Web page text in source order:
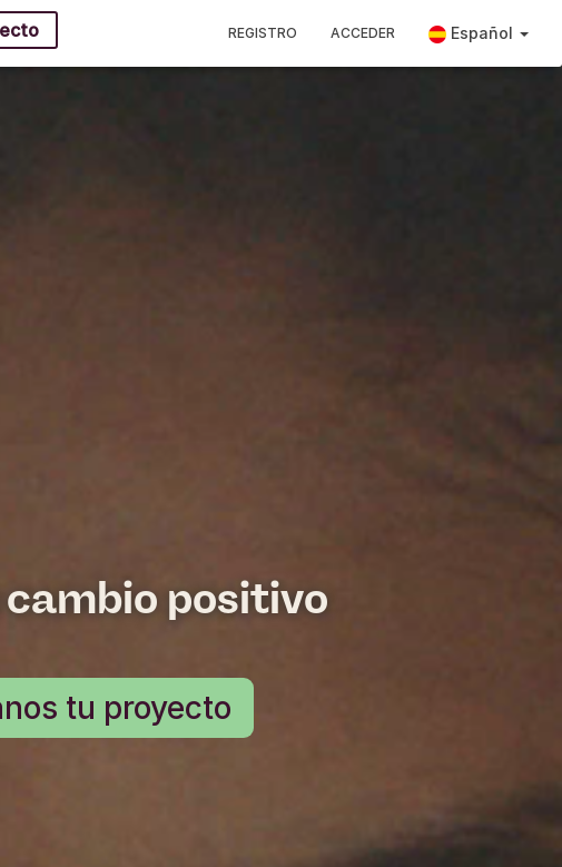
REGISTRO ACCEDER Español
positivo
tu proyecto